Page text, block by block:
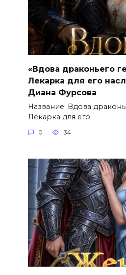
«Вдова драконьего
Лекарка для его
Диана Фурсова
Название: Вдова
Лекарка для его
0 34